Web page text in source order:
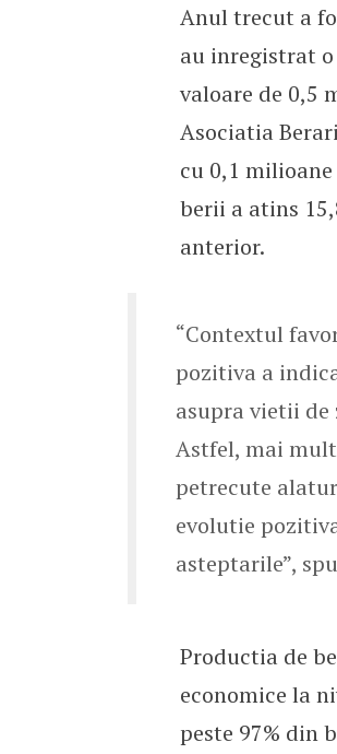
Anul trecut a
au inregistrat
valoare de 0,5
Asociatia
cu 0,1
berii a atins
anterior.
“Contextul
pozitiva a
asupra vietii
Astfel, mai
petrecute
evolutie
asteptarile”,
Productia de
economice la
peste 97% din